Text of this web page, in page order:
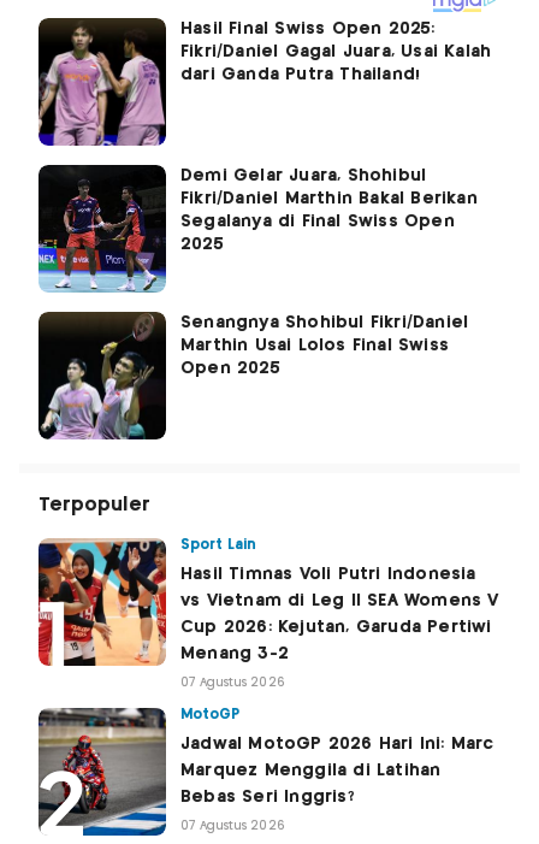
Hasil Final Swiss Open 2025:
Fikri/Daniel Gagal Juara, Usai Kalah
dari Ganda Putra Thailand!
Demi Gelar Juara, Shohibul
Fikri/Daniel Marthin Bakal Berikan
Segalanya di Final Swiss Open
2025
Senangnya Shohibul Fikri/Daniel
Marthin Usai Lolos Final Swiss
Open 2025
Terpopuler
Sport Lain
Hasil Timnas Voli Putri Indonesia
vs Vietnam di Leg II SEA Womens V
Cup 2026: Kejutan, Garuda Pertiwi
Menang 3-2
07 Agustus 2026
MotoGP
Jadwal MotoGP 2026 Hari Ini: Marc
Marquez Menggila di Latihan
Bebas Seri Inggris?
07 Agustus 2026